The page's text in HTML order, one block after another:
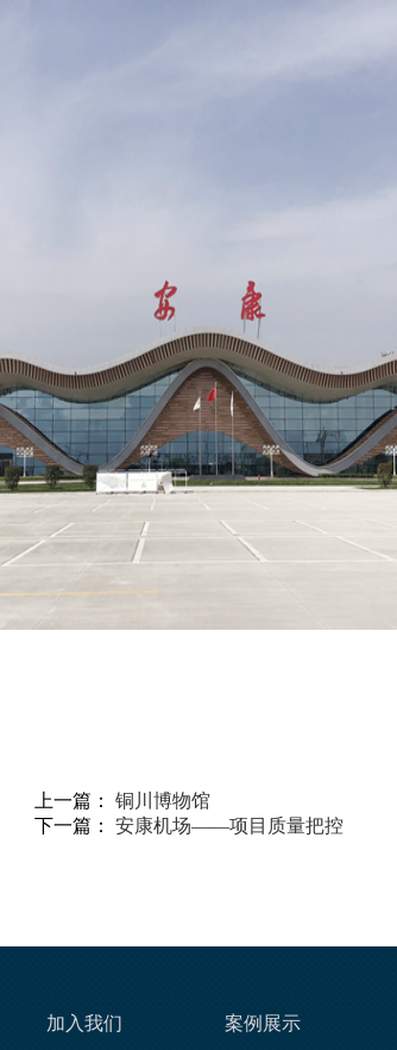
上一篇： 铜川博物馆
下一篇： 安康机场——项目质量把控
加入我们 案例展示